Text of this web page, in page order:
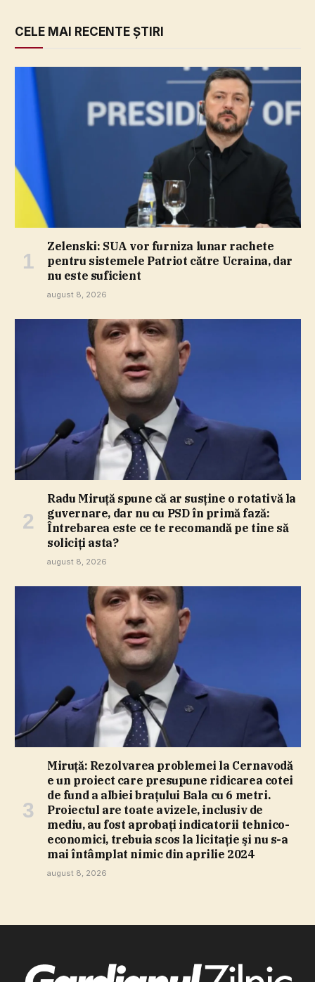
CELE MAI RECENTE ȘTIRI
Zelenski: SUA vor furniza lunar rachete
pentru sistemele Patriot către Ucraina, dar
nu este suficient
august 8, 2026
Radu Miruţă spune că ar susţine o rotativă la
guvernare, dar nu cu PSD în primă fază:
Întrebarea este ce te recomandă pe tine să
soliciţi asta?
august 8, 2026
Miruţă: Rezolvarea problemei la Cernavodă
e un proiect care presupune ridicarea cotei
de fund a albiei braţului Bala cu 6 metri.
Proiectul are toate avizele, inclusiv de
mediu, au fost aprobaţi indicatorii tehnico-
economici, trebuia scos la licitaţie şi nu s-a
mai întâmplat nimic din aprilie 2024
august 8, 2026